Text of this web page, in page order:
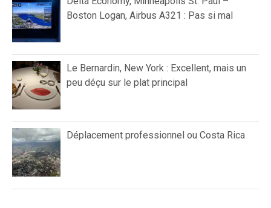
Boston Logan, Airbus A321 : Pas si mal
Le Bernardin, New York : Excellent, mais un
peu déçu sur le plat principal
Déplacement professionnel ou Costa Rica